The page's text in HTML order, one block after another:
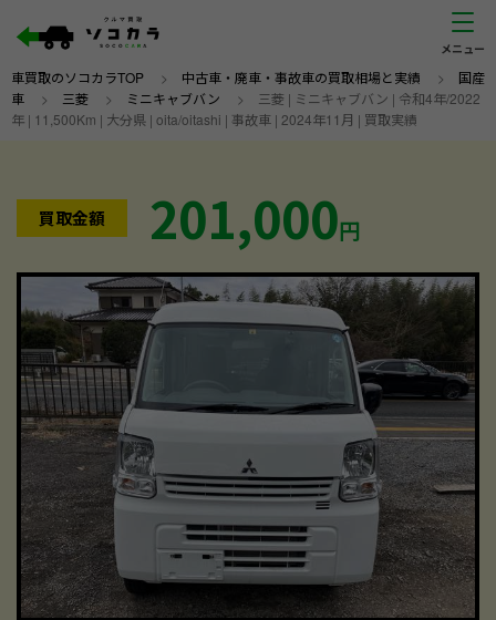
車買取のソコカラTOP > 中古車・廃車・事故車の買取相場と実績 > 国産
車 > 三菱 > ミニキャブバン > 三菱 | ミニキャブバン | 令和4年/2022
年 | 11,500Km | 大分県 | oita/oitashi | 事故車 | 2024年11月 | 買取実績
買取金額 201,000円